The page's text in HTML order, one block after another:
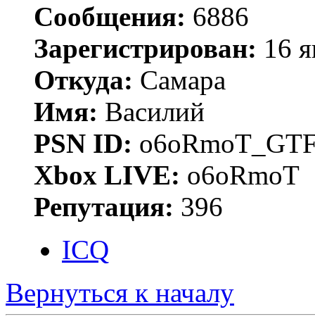
Сообщения: 6886
Зарегистрирован: 16
Откуда: Самара
Имя: Василий
PSN ID:
Xbox LIVE: o6oRmoT
Репутация: 396
ICQ
Вернуться к началу